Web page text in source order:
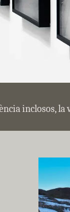
inclosos,